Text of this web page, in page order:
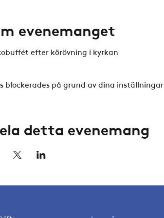
evenemanget
efter körövning i kyrkan
blockerades på grund av dina
detta evenemang